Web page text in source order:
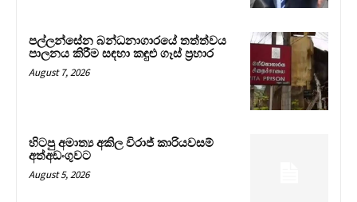
පල්ලන්සේන බන්ධනාගාරයේ තත්ත්වය
පාලනය කිරීම සඳහා කඳුළු ගෑස් ප්‍රහාර
August 7, 2026
හිටපු අමාත්‍ය අකිල විරාජ් කාරියවසම්
අත්අඩංගුවට
August 5, 2026